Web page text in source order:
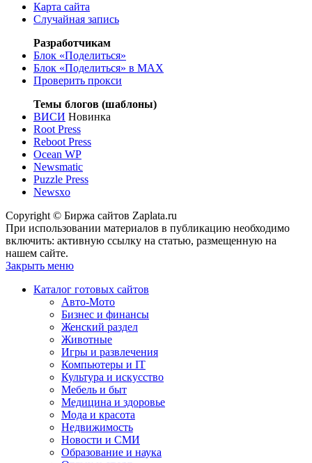
Карта сайта
Случайная запись
Разработчикам
Блок «Поделиться»
Блок «Поделиться» в MAX
Проверить прокси
Темы блогов (шаблоны)
ВИСИ Новинка
Root Press
Reboot Press
Ocean WP
Newsmatic
Puzzle Press
Newsxo
Copyright © Биржа сайтов Zaplata.ru
При использовании материалов в публикацию необходимо
включить: активную ссылку на статью, размещенную на
нашем сайте.
Закрыть меню
Каталог готовых сайтов
Авто-Мото
Бизнес и финансы
Женский раздел
Животные
Игры и развлечения
Компьютеры и IT
Культура и искусство
Мебель и быт
Медицина и здоровье
Мода и красота
Недвижимость
Новости и СМИ
Образование и наука